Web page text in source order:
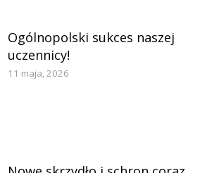
Ogólnopolski sukces naszej
uczennicy!
11 maja, 2026